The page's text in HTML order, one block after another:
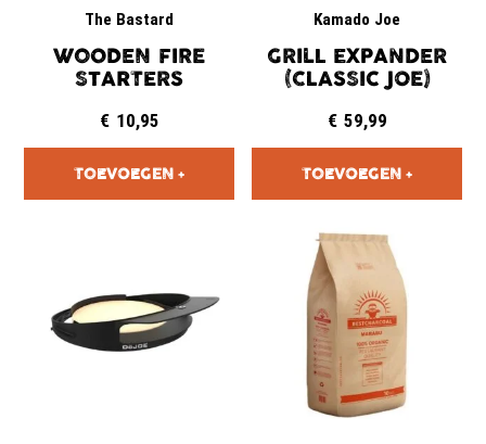
The Bastard
WOODEN FIRE
STARTERS
€ 10,95
Kamado Joe
GRILL EXPANDER
(CLASSIC JOE)
€ 59,99